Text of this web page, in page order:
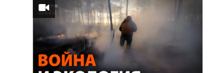
ПОДПИШИТЕСЬ НА РАССЫЛКУ